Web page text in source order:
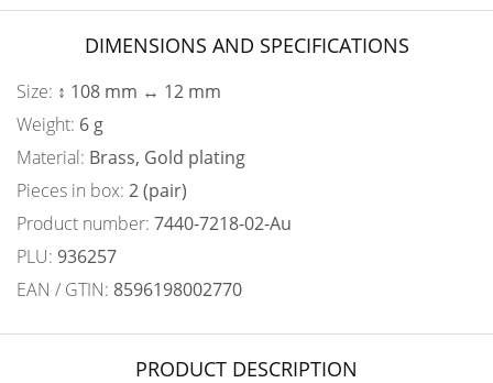
DIMENSIONS AND SPECIFICATIONS
Size: ↕ 108 mm ↔ 12 mm
Weight: 6 g
Material: Brass, Gold plating
Pieces in box: 2 (pair)
Product number: 7440-7218-02-Au
PLU: 936257
EAN / GTIN: 8596198002770
PRODUCT DESCRIPTION